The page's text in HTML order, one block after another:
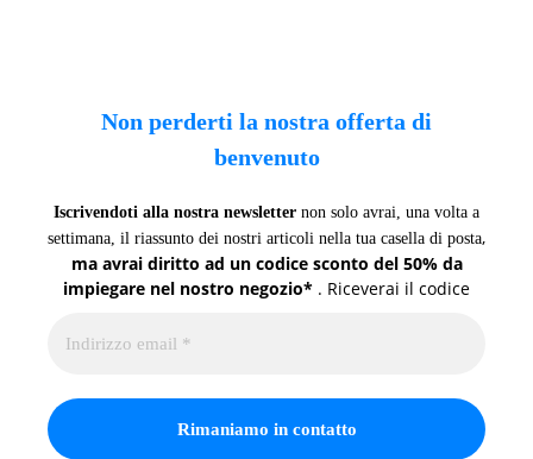
Non perderti la nostra offerta di
benvenuto
Iscrivendoti alla nostra newsletter non solo avrai, una volta a
settimana, il riassunto dei nostri articoli nella tua casella di posta,
ma avrai diritto ad un codice sconto del 50% da
impiegare nel nostro negozio* . Riceverai il codice